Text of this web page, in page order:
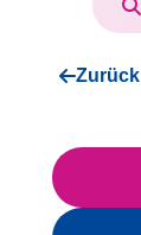
Zurück